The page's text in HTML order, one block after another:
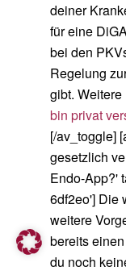
deiner
für eine
bei den
Regelung
gibt.
bin privat
[/av_toggle]
gesetzlich
Endo-App?'
6df2eo'] Die
weitere
bereits
du noch